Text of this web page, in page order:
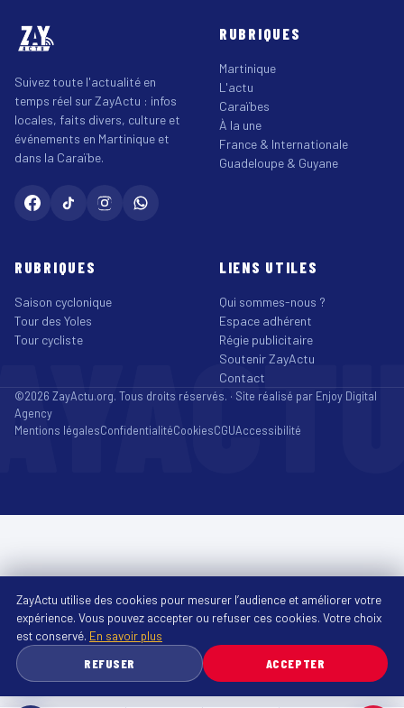
Suivez toute l'actualité en
temps réel sur ZayActu : infos
locales, faits divers, culture et
événements en Martinique et
dans la Caraïbe.
RUBRIQUES
Martinique
L'actu
Caraïbes
À la une
France & Internationale
Guadeloupe & Guyane
RUBRIQUES
Saison cyclonique
Tour des Yoles
Tour cycliste
LIENS UTILES
Qui sommes-nous ?
Espace adhérent
Régie publicitaire
Soutenir ZayActu
Contact
©2026 ZayActu.org. Tous droits réservés. · Site réalisé par Enjoy Digital
Agency
Mentions légalesConfidentialitéCookiesCGUAccessibilité
ZayActu utilise des cookies pour mesurer l’audience et améliorer votre
expérience. Vous pouvez accepter ou refuser ces cookies. Votre choix
est conservé. En savoir plus
REFUSER
ACCEPTER